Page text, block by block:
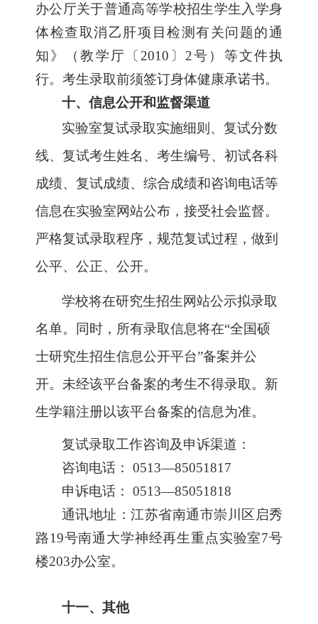
办公厅关于普通高等学校招生学生入学身
体检查取消乙肝项目检测有关问题的通
知》（教学厅〔2010〕2号）等文件执
行。考生录取前须签订身体健康承诺书。
十、信息公开和监督渠道
实验室复试录取实施细则、复试分数
线、复试考生姓名、考生编号、初试各科
成绩、复试成绩、综合成绩和咨询电话等
信息在实验室网站公布，接受社会监督。
严格复试录取程序，规范复试过程，做到
公平、公正、公开。
学校将在研究生招生网站公示拟录取
名单。同时，所有录取信息将在“全国硕
士研究生招生信息公开平台”备案并公
开。未经该平台备案的考生不得录取。新
生学籍注册以该平台备案的信息为准。
复试录取工作咨询及申诉渠道：
咨询电话： 0513—85051817
申诉电话： 0513—85051818
通讯地址：江苏省南通市崇川区启秀
路19号南通大学神经再生重点实验室7号
楼203办公室。
十一、其他